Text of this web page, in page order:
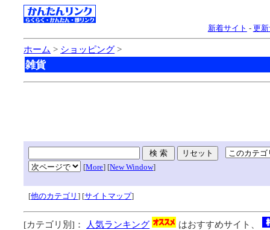
新着サイト - 更
ホーム > ショッピング >
雑貨
[More] [New Window]
[他のカテゴリ] [サイトマップ]
[カテゴリ別]： 人気ランキング
はおすすめサイト、